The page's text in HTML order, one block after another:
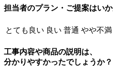
担当者のプラン・ご提案はい
とても良い 良い 普通 やや不満
工事内容や商品の説明は、
分かりやすかったでしょうか？